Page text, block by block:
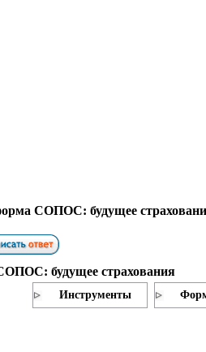
СОПОС: будущее
будущее страхования
Инструменты